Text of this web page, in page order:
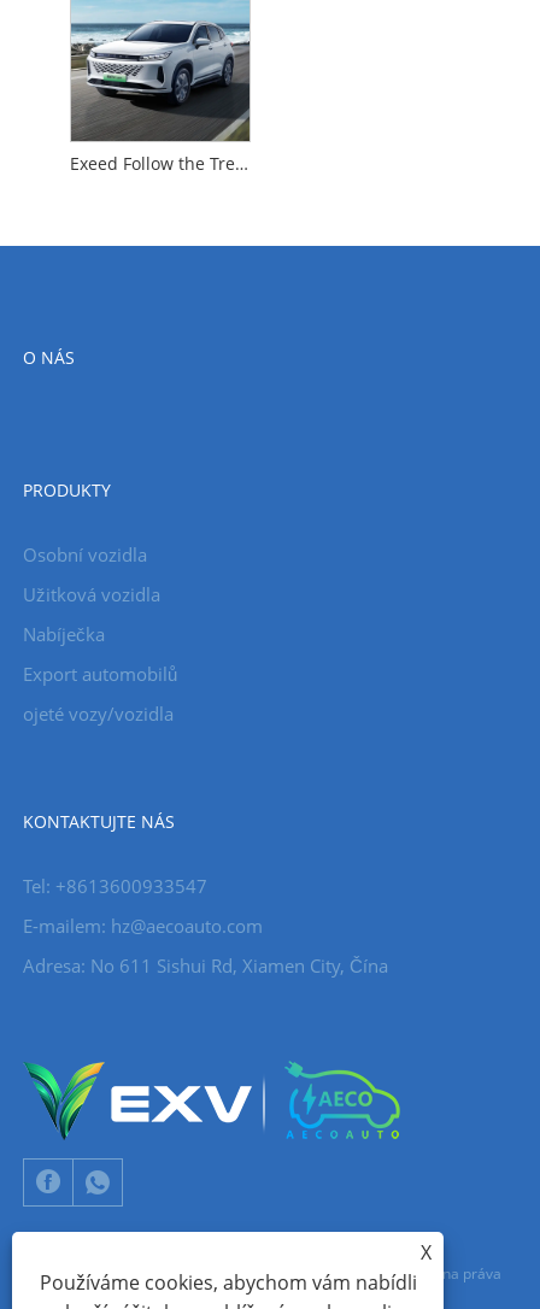
Exeed Follow the Trend
O NÁS
PRODUKTY
Osobní vozidla
Užitková vozidla
Nabíječka
Export automobilů
ojeté vozy/vozidla
KONTAKTUJTE NÁS
Tel: +8613600933547
E-mailem: hz@aecoauto.com
Adresa: No 611 Sishui Rd, Xiamen City, Čína
Copyright © 2024 Xiamen Aecoauto Technology Co., Ltd. Všechna práva
X
Používáme cookies, abychom vám nabídli